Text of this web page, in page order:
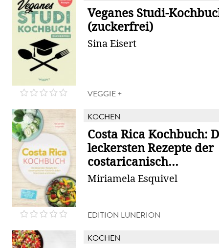
Veganes Studi-
(zuckerfrei)
Sina Eisert
VEGGIE +
KOCHEN
Costa Rica Kochbuch:
leckersten Rezepte der
costaricanisch...
Miriamela Esquivel
EDITION LUNERION
KOCHEN